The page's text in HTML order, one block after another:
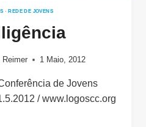
· REDE DE JOVENS
Reimer 1 Maio, 2012
de Jovens
/ www.logoscc.org